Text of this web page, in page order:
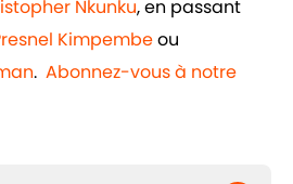
Nkunku, en passant
Kimpembeou
. Abonnez-vous à notre